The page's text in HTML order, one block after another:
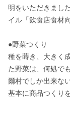
明をいただきまし
イル「飲食店食材
●野菜つくり
種を蒔き、大きく
た野菜は、何処で
爾村でしか出来な
基本に商品つくり